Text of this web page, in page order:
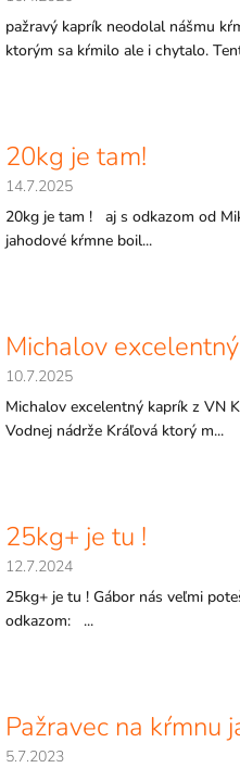
pažravý kaprík neodolal nášmu
ktorým sa kŕmilo ale i chytalo.
20kg je tam!
14.7.2025
20kg je tam ! aj s odkazom od
jahodové kŕmne boil...
Michalov
10.7.2025
Michalov excelentný kaprík z VN
Vodnej nádrže Kráľová ktorý m...
25kg+ je tu !
12.7.2024
25kg+ je tu ! Gábor nás veľmi
odkazom: ...
Pažravec na kŕmnu
5.7.2023